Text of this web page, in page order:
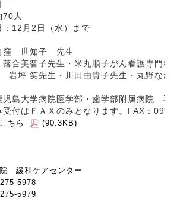
70人
：12月2日（水）まで
窪 世知子 先生
落合美智子先生・米丸順子がん看護専門
川田由貴子先生・丸野なお
児島大学病院医学部・歯学部附属病院
付はＦＡＸのみとなります。FAX：
こちら (90.3KB)
緩和ケアセンター
5978
5979